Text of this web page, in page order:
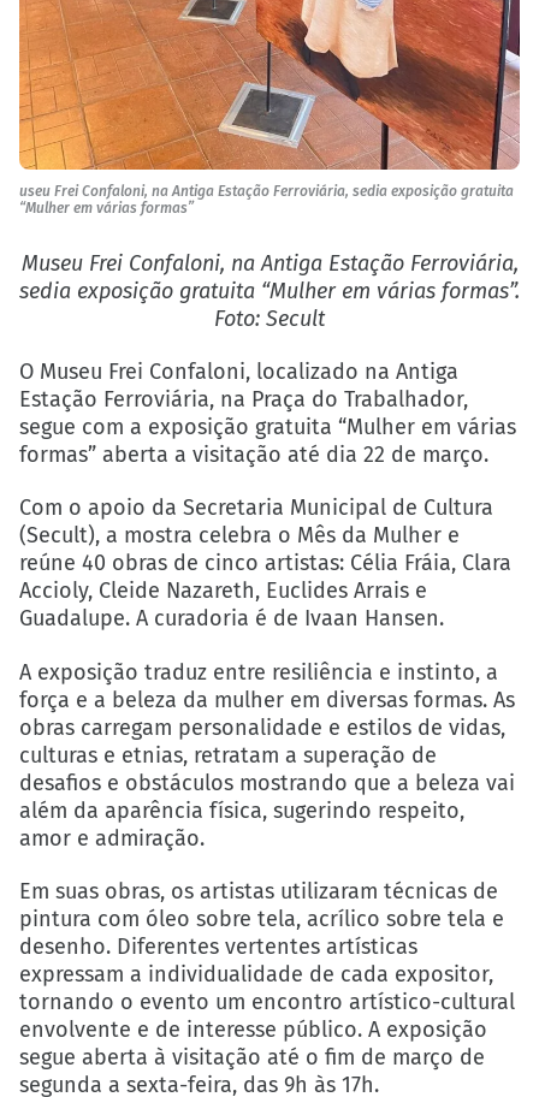
useu Frei Confaloni, na Antiga Estação Ferroviária, sedia exposição gratuita
“Mulher em várias formas”
Museu Frei Confaloni, na Antiga Estação Ferroviária,
sedia exposição gratuita “Mulher em várias formas”.
Foto: Secult
O Museu Frei Confaloni, localizado na Antiga
Estação Ferroviária, na Praça do Trabalhador,
segue com a exposição gratuita “Mulher em várias
formas” aberta a visitação até dia 22 de março.
Com o apoio da Secretaria Municipal de Cultura
(Secult), a mostra celebra o Mês da Mulher e
reúne 40 obras de cinco artistas: Célia Fráia, Clara
Accioly, Cleide Nazareth, Euclides Arrais e
Guadalupe. A curadoria é de Ivaan Hansen.
A exposição traduz entre resiliência e instinto, a
força e a beleza da mulher em diversas formas. As
obras carregam personalidade e estilos de vidas,
culturas e etnias, retratam a superação de
desafios e obstáculos mostrando que a beleza vai
além da aparência física, sugerindo respeito,
amor e admiração.
Em suas obras, os artistas utilizaram técnicas de
pintura com óleo sobre tela, acrílico sobre tela e
desenho. Diferentes vertentes artísticas
expressam a individualidade de cada expositor,
tornando o evento um encontro artístico-cultural
envolvente e de interesse público. A exposição
segue aberta à visitação até o fim de março de
segunda a sexta-feira, das 9h às 17h.